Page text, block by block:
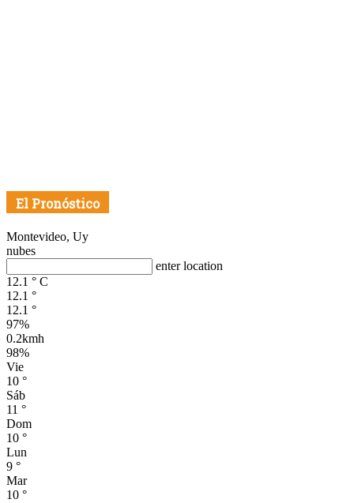
El Pronóstico
Montevideo, Uy
nubes
enter location
12.1 ° C
12.1 °
12.1 °
97%
0.2kmh
98%
Vie
10 °
Sáb
11 °
Dom
10 °
Lun
9 °
Mar
10 °